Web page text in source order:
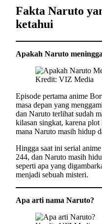
Fakta Naruto
ketahui
Apakah Naruto
Kredit: VIZ Media
Episode pertama anime
masa depan yang
dan Naruto terlihat sudah
kilasan singkat, karena plot
mana Naruto masih hidup
Hingga saat ini serial
244, dan Naruto masih
seperti apa yang
menjadi sebuah misteri.
Apa arti nama Naruto?